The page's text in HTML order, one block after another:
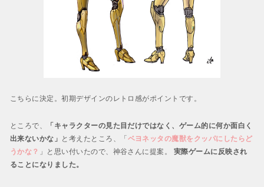
こちらに決定。初期デザインのレトロ感がポイントです。
ところで、
「キャラクターの見た目だけではなく、ゲーム的に何か面白く
出来ないかな」 と考えたところ、「 ベヨネッタの魔獣をクッパにしたらど
うかな？ 」と思い付いたので、神谷さんに提案。 実際ゲームに反映され
ることになりました。